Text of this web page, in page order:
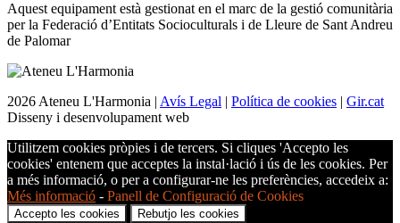
Aquest equipament està gestionat en el marc de la gestió comunitària
per la Federació d’Entitats Socioculturals i de Lleure de Sant Andreu
de Palomar
2026 Ateneu L'Harmonia | Avís Legal | Política de cookies | Gir.cat
Disseny i desenvolupament web
Utilitzem cookies pròpies i de tercers. Si cliques 'Accepto les
cookies' entenem que acceptes la instal·lació i ús de les cookies. Per
a més informació, o per a configurar-ne les preferències, accedeix a:
Més informació - Panell de Configuració de Cookies
Accepto les cookies Rebutjo les cookies